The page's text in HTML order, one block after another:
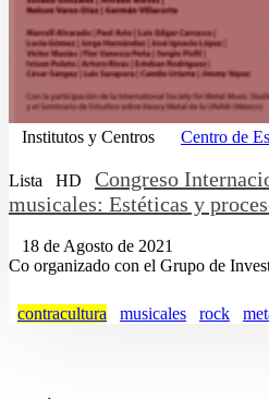
Institutos y Centros Centro de
Lista HD Congreso
musicales: Estéticas y
18 de Agosto de 2021
Co organizado con el Grupo de
contracultura musicales rock